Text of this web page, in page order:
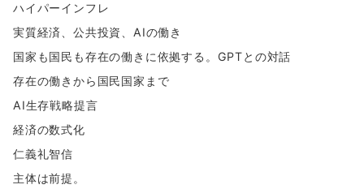
ハイパーインフレ
実質経済、公共投資、AIの働き
国家も国民も存在の働きに依拠する。GPTとの対話
存在の働きから国民国家まで
AI生存戦略提言
経済の数式化
仁義礼智信
主体は前提。